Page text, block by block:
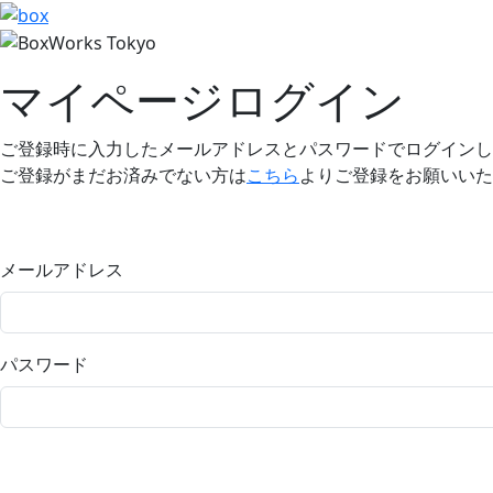
マイページログイン
ご登録時に入力したメールアドレスとパスワードでログイン
ご登録がまだお済みでない方はこちらよりご登録をお願いい
メールアドレス
パスワード